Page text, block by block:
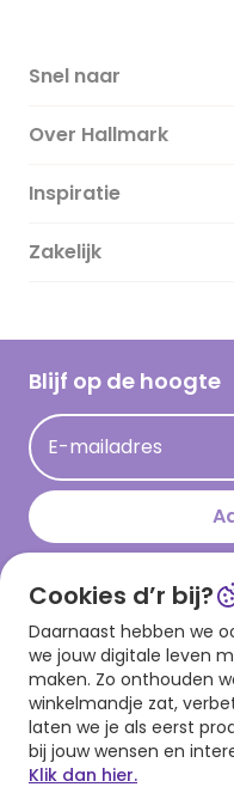
Snel naar
Over Hallmark
Over ons
Duurzaamheid
Hallmark Kaartclub
Acties
Persberichten
Hallmark en
Inspiratie
Magazine
Cadeau inspiratie
Kaartinspiratie
Zakelijk
Blijf op de hoogte
E-mailadres
Download onze
Cookies d’r bij?
Daarnaast hebben we
we jouw digitale leven
maken. Zo onthouden
winkelmandje zat,
laten we je als eerst
bij jouw wensen en
Klik dan hier.